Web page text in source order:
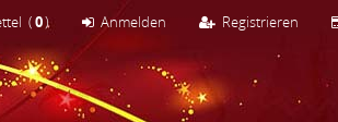
Registrieren
Anmelden
(0)